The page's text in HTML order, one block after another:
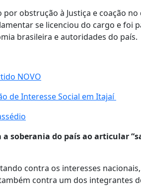
obstrução à Justiça e coação
se licenciou do cargo e foi
brasileira e autoridades do país.
NOVO
de Interesse Social em Itajaí
soberania do país ao articular
contra os interesses
contra um dos integrantes